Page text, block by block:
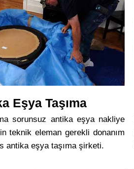
Eşya Taşıma
sorunsuz antika eşya nakliye
teknik eleman gerekli donanım
antika eşya taşıma şirketi.